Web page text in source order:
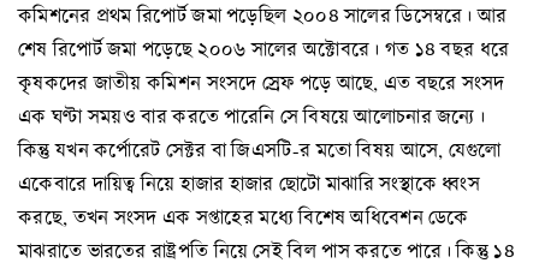
কমিশনের প্রথম রিপোর্ট জমা পড়েছিল ২০০৪ সালের ডিসেম্বরে। আর
শেষ রিপোর্ট জমা পড়েছে ২০০৬ সালের অক্টোবরে। গত ১৪ বছর ধরে
কৃষকদের জাতীয় কমিশন সংসদে স্রেফ পড়ে আছে, এত বছরে সংসদ
এক ঘণ্টা সময়ও বার করতে পারেনি সে বিষয়ে আলোচনার জন্যে।
কিন্তু যখন কর্পোরেট সেক্টর বা জিএসটি-র মতো বিষয় আসে, যেগুলো
একেবারে দায়িত্ব নিয়ে হাজার হাজার ছোটো মাঝারি সংস্থাকে ধ্বংস
করছে, তখন সংসদ এক সপ্তাহের মধ্যে বিশেষ অধিবেশন ডেকে
মাঝরাতে ভারতের রাষ্ট্রপতি নিয়ে সেই বিল পাস করতে পারে। কিন্তু ১৪